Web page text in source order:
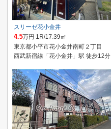
スリーゼ花小金井
4.5万円 1R/17.39㎡
東京都小平市花小金井南町２丁目
西武新宿線「花小金井」駅 徒歩12分